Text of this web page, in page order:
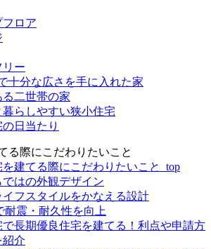
フロア
リー
十分な広さを手に入れた家
る二世帯の家
らしやすい狭小住宅
日当たり
る際にこだわりたいこと
建てる際にこだわりたいこと_top
はの外観デザイン
イフスタイルをかなえる設計
耐震・耐久性を向上
で長期優良住宅を建てる！利点や申請方
紹介